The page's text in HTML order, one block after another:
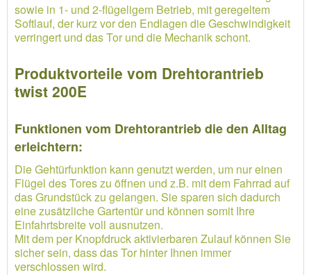
sowie in 1- und 2-flügeligem Betrieb, mit geregeltem
Softlauf, der kurz vor den Endlagen die Geschwindigkeit
verringert und das Tor und die Mechanik schont.
Produktvorteile vom Drehtorantrieb
twist 200E
Funktionen vom Drehtorantrieb die den Alltag
erleichtern:
Die Gehtürfunktion kann genutzt werden, um nur einen
Flügel des Tores zu öffnen und z.B. mit dem Fahrrad auf
das Grundstück zu gelangen. Sie sparen sich dadurch
eine zusätzliche Gartentür und können somit Ihre
Einfahrtsbreite voll ausnutzen.
Mit dem per Knopfdruck aktivierbaren Zulauf können Sie
sicher sein, dass das Tor hinter Ihnen immer
verschlossen wird.